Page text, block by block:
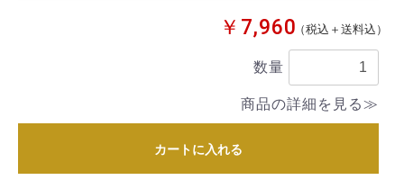
￥7,960（税込＋送料込）
数量
商品の詳細を見る≫
カートに入れる